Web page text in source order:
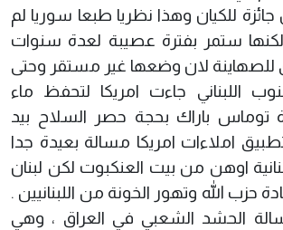
جائزة للكيان وهذا نظريا طبعا سوريا لم
ستمر بفترة عصيبة لعدة سنوات
لان وضعها غير مستقر وحتى
اللبناني جاءت امريكا لتحفظ ماء
توماس باراك بحجة حصر السلاح بيد
املاءات امريكا مسالة بعيدة جدا
اوهن من بيت العنكبوت لكن لبنان
حزب الله وتهور الخونة من اللبنانيين .
الحشد الشعبي في العراق ، وهي